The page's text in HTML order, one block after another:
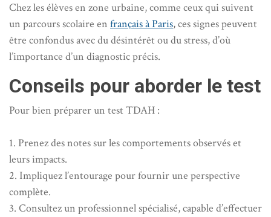
Chez les élèves en zone urbaine, comme ceux qui suivent
un parcours scolaire en français à Paris, ces signes peuvent
être confondus avec du désintérêt ou du stress, d’où
l’importance d’un diagnostic précis.
Conseils pour aborder le test
Pour bien préparer un test TDAH :
1. Prenez des notes sur les comportements observés et
leurs impacts.
2. Impliquez l’entourage pour fournir une perspective
complète.
3. Consultez un professionnel spécialisé, capable d’effectuer